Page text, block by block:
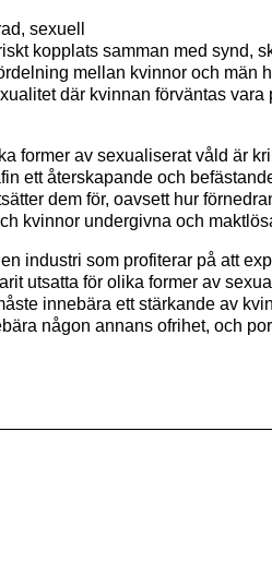
sexuell
kopplats samman med synd,
mellan kvinnor och män
där kvinnan förväntas
former av sexualiserat våld är
ett återskapande och
dem för, oavsett hur
kvinnor undergivna och
industri som profiterar på att
utsatta för olika former av
innebära ett stärkande av
någon annans ofrihet, och